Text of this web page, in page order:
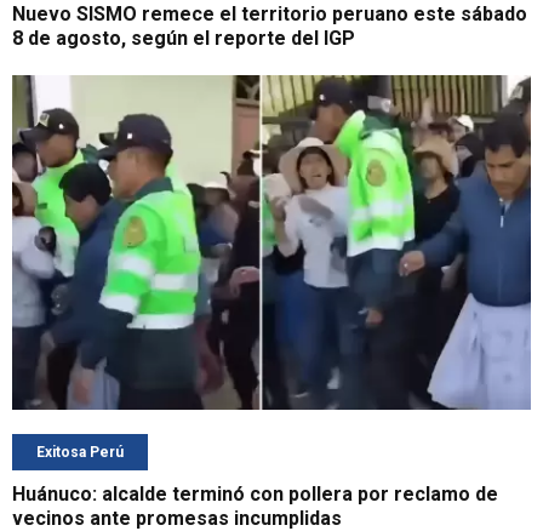
Nuevo SISMO remece el territorio peruano este sábado
8 de agosto, según el reporte del IGP
Exitosa Perú
Huánuco: alcalde terminó con pollera por reclamo de
vecinos ante promesas incumplidas